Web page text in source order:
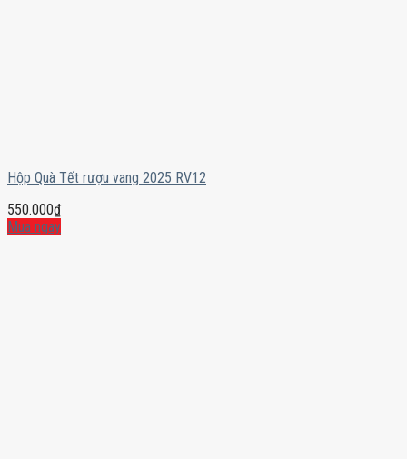
Hộp Quà Tết rượu vang 2025 RV12
550.000₫
Mua ngay